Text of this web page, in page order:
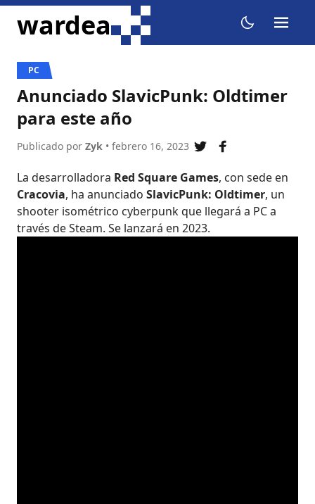
ir al contenido
wardea dark mode
menu
PC
Anunciado SlavicPunk: Oldtimer
para este año
Publicado por Zyk • febrero 16, 2023
compartir en
compartir en
La desarrolladora Red Square Games, con sede en
Cracovia, ha anunciado SlavicPunk: Oldtimer, un
shooter isométrico cyberpunk que llegará a PC a
través de Steam. Se lanzará en 2023.